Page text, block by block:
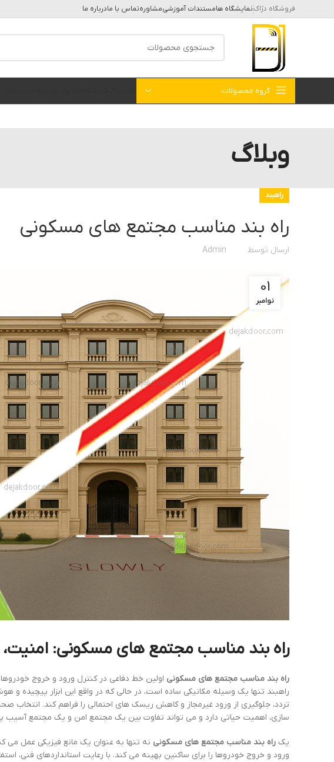
فروشگاه دژاکنمایشگاه هامستندات آموزشیمشاورهتماس با مادرباره ما
گروه محصولات
وبلاگ
راهبند
راه بند مناسب مجتمع های مسکونی
ارسال توسط Admin
01
نوامبر
راه بند مناسب مجتمع های مسکونی:
راه بند مناسب مجتمع های مسکونی اولین خط دفاعی در کنترل ورود و خروج
راهبند تنها یک وسیله مکانیکی ساده است، در حالی که در واقع این ابزار پیچیده و
تردد، جلوگیری از ورود غیرمجاز و کاهش ریسک های احتمالی را فراهم کند. انتخاب
سازی، اهمیت حیاتی دارد و می تواند تفاوت بین یک مجتمع امن و یک مجتمع آسیب
یک راه بند مناسب مجتمع های مسکونی نه تنها به عنوان یک مانع فیزیکی عمل می
ورود و خروج خودروها را برای ساکنین بهینه می کند. با رعایت استانداردهای فنی،